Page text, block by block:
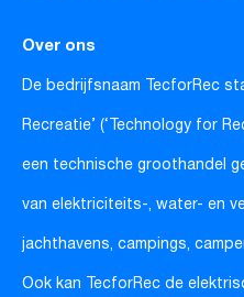
Over ons
De bedrijfsnaam TecforRec
Recreatie’ (‘Technology for
een technische groothandel
van elektriciteits-, water- en
jachthavens, campings,
Ook kan TecforRec de